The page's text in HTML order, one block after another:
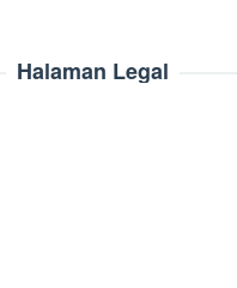
Halaman Legal